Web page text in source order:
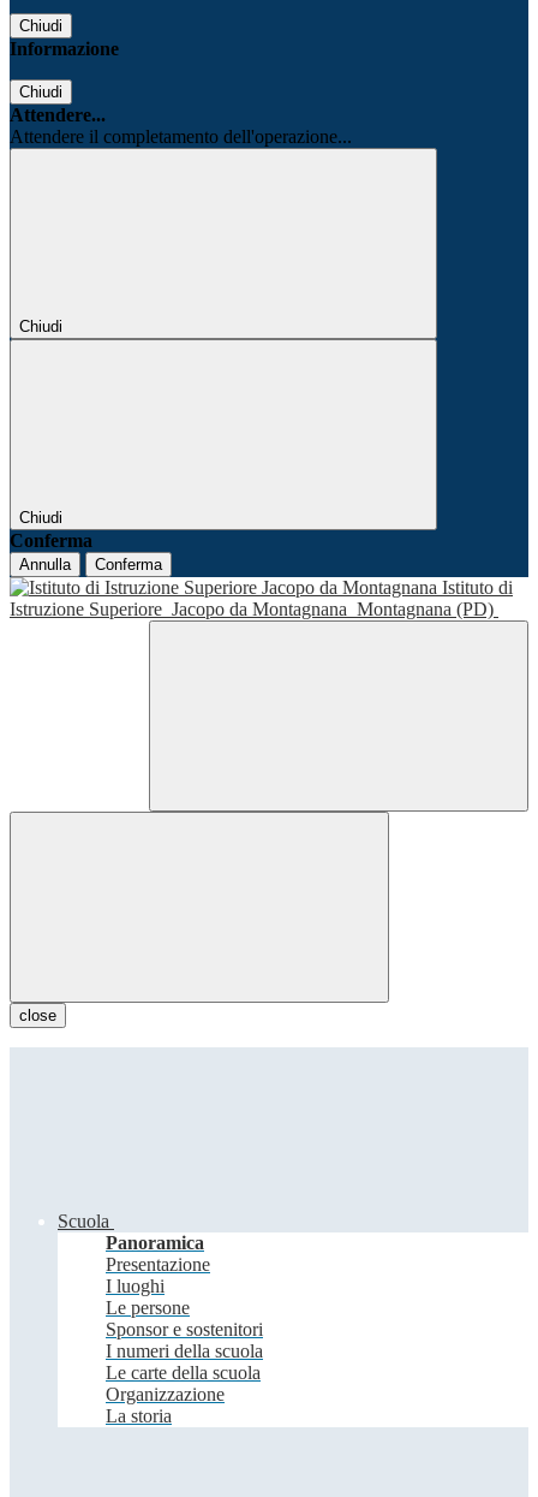
Chiudi
Informazione
Chiudi
Attendere...
Attendere il completamento dell'operazione...
Chiudi
Chiudi
Conferma
Annulla Conferma
Istituto di
Istruzione Superiore Jacopo da Montagnana Montagnana (PD)
close
Scuola
Panoramica
Presentazione
I luoghi
Le persone
Sponsor e sostenitori
I numeri della scuola
Le carte della scuola
Organizzazione
La storia